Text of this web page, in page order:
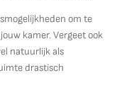
om te
kamer. Vergeet ook
natuurlijk als
drastisch